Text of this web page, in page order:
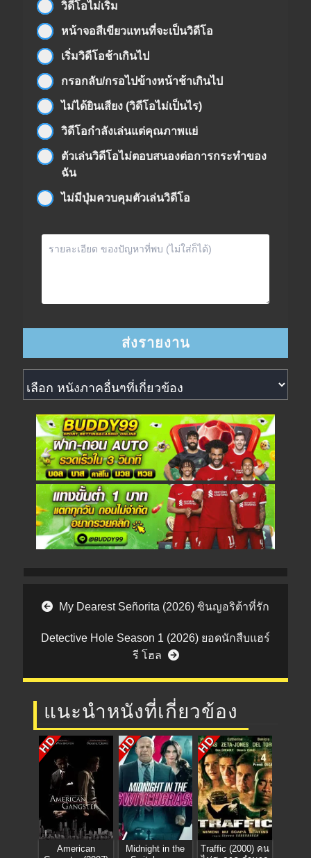
วิดีโอไม่เริ่ม
หน้าจอสีเขียวแทนที่จะเป็นวิดีโอ
เริ่มวิดีโอช้าเกินไป
กรอกลับ/กรอไปข้างหน้าช้าเกินไป
ไม่ได้ยินเสียง (วิดีโอไม่เป็นไร)
วิดีโอกำลังเล่นแต่คุณภาพแย่
ตัวเล่นวิดีโอไม่ตอบสนองต่อการกระทำของ
ฉัน
ไม่มีปุ่มควบคุมตัวเล่นวิดีโอ
Post navigation
My Dearest Señorita (2026) ซินญอริต้าที่รัก
Detective Hole Season 1 (2026) ยอดนักสืบแฮร์
รี โฮล
แนะนำหนังที่เกี่ยวข้อง
HD
American
HD
Midnight in the
HD
Traffic (2000) คน